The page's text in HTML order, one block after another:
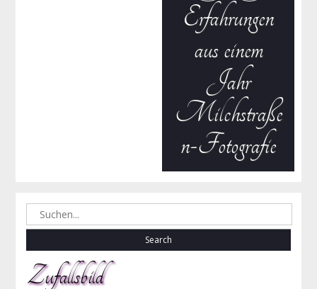
Erfahrungen
aus einem
Jahr
Milchstraße
n-Fotografie
Search
for:
Zufallsbild